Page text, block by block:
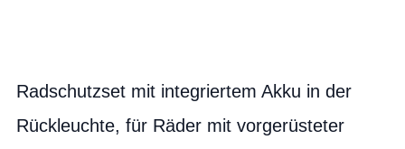
Radschutzset mit integriertem Akku in der
Rückleuchte, für Räder mit vorgerüsteter